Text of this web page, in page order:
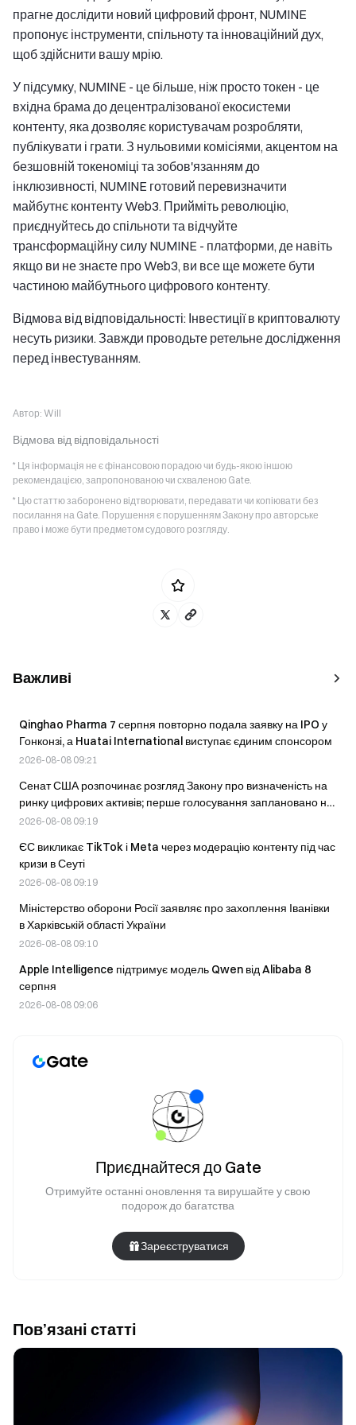
прагне дослідити новий цифровий фронт, NUMINE
пропонує інструменти, спільноту та інноваційний дух,
щоб здійснити вашу мрію.
У підсумку, NUMINE - це більше, ніж просто токен - це
вхідна брама до децентралізованої екосистеми
контенту, яка дозволяє користувачам розробляти,
публікувати і грати. З нульовими комісіями, акцентом на
безшовній токеноміці та зобов'язанням до
інклюзивності, NUMINE готовий перевизначити
майбутнє контенту Web3. Прийміть революцію,
приєднуйтесь до спільноти та відчуйте
трансформаційну силу NUMINE - платформи, де навіть
якщо ви не знаєте про Web3, ви все ще можете бути
частиною майбутнього цифрового контенту.
Відмова від відповідальності: Інвестиції в криптовалюту
несуть ризики. Завжди проводьте ретельне дослідження
перед інвестуванням.
Автор: Will
Відмова від відповідальності
* Ця інформація не є фінансовою порадою чи будь-якою іншою
рекомендацією, запропонованою чи схваленою Gate.
* Цю статтю заборонено відтворювати, передавати чи копіювати без
посилання на Gate. Порушення є порушенням Закону про авторське
право і може бути предметом судового розгляду.
Важливі
Qinghao Pharma 7 серпня повторно подала заявку на IPO у
Гонконзі, а Huatai International виступає єдиним спонсором
2026-08-08 09:21
Сенат США розпочинає розгляд Закону про визначеність на
ринку цифрових активів; перше голосування заплановано на
наступний місяць.
2026-08-08 09:19
ЄС викликає TikTok і Meta через модерацію контенту під час
кризи в Сеуті
2026-08-08 09:19
Міністерство оборони Росії заявляє про захоплення Іванівки
в Харківській області України
2026-08-08 09:10
Apple Intelligence підтримує модель Qwen від Alibaba 8
серпня
2026-08-08 09:06
Приєднайтеся до Gate
Отримуйте останні оновлення та вирушайте у свою
подорож до багатства
Зареєструватися
Пов’язані статті